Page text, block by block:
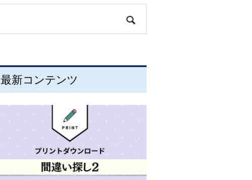
最新コンテンツ